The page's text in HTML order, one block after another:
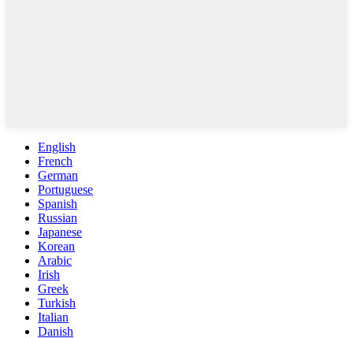
English
French
German
Portuguese
Spanish
Russian
Japanese
Korean
Arabic
Irish
Greek
Turkish
Italian
Danish